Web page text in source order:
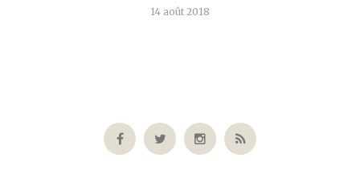
14 août 2018